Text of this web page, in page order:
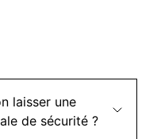
laisser une
de sécurité ?